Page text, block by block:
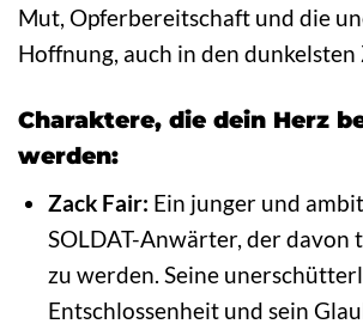
Mut, Opferbereitschaft und die
Hoffnung, auch in den dunkelsten
Charaktere, die dein Herz
werden:
Zack Fair: Ein junger und
SOLDAT-Anwärter, der davon
zu werden. Seine
Entschlossenheit und sein